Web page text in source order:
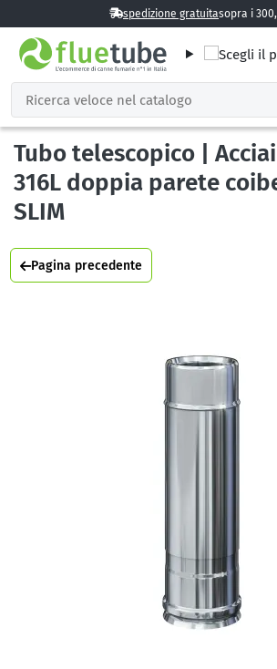
spedizione gratuitasopra i
Tubo telescopico |
316L doppia parete
SLIM
Pagina precedente